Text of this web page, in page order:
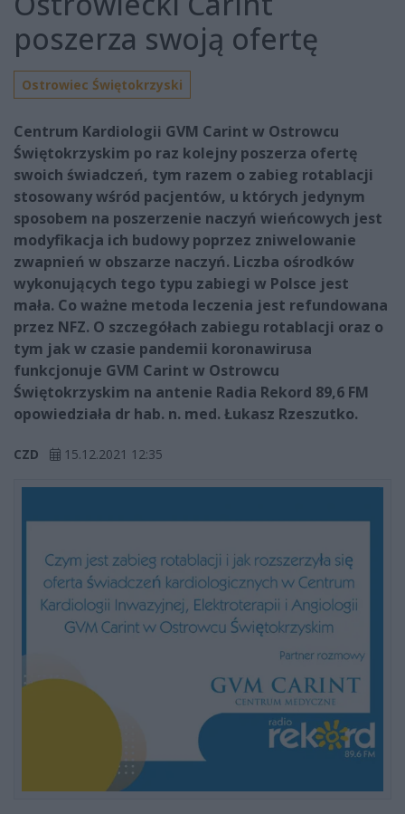
poszerza swoją ofertę
Ostrowiec Świętokrzyski
Centrum Kardiologii GVM Carint w Ostrowcu
Świętokrzyskim po raz kolejny poszerza ofertę
swoich świadczeń, tym razem o zabieg rotablacji
stosowany wśród pacjentów, u których jedynym
sposobem na poszerzenie naczyń wieńcowych jest
modyfikacja ich budowy poprzez zniwelowanie
zwapnień w obszarze naczyń. Liczba ośrodków
wykonujących tego typu zabiegi w Polsce jest
mała. Co ważne metoda leczenia jest refundowana
przez NFZ. O szczegółach zabiegu rotablacji oraz o
tym jak w czasie pandemii koronawirusa
funkcjonuje GVM Carint w Ostrowcu
Świętokrzyskim na antenie Radia Rekord 89,6 FM
opowiedziała dr hab. n. med. Łukasz Rzeszutko.
CZD 15.12.2021 12:35